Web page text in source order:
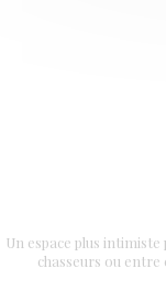
Un espace plus
chasseurs ou